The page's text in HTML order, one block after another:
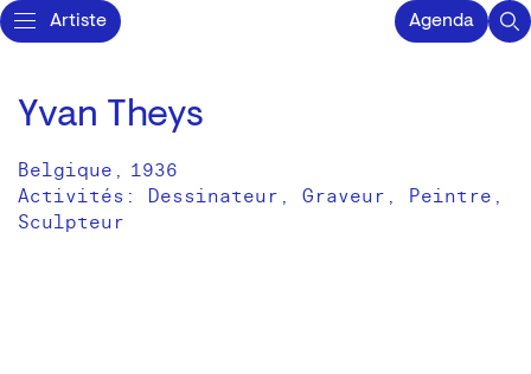
Artiste Agenda
Yvan Theys
Belgique , 1936
Activités: Dessinateur Graveur
Peintre
Sculpteur